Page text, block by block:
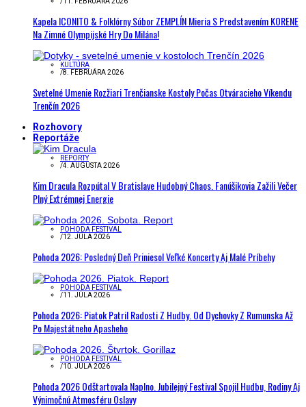
Kapela ICONITO & Folklórny Súbor ZEMPLÍN Mieria S Predstavením KORENE
Na Zimné Olympijské Hry Do Milána!
KULTÚRA
/8. FEBRUÁRA 2026
Svetelné Umenie Rozžiari Trenčianske Kostoly Počas Otváracieho Víkendu
Trenčín 2026
Rozhovory
Reportáže
REPORTY
/4. AUGUSTA 2026
Kim Dracula Rozpútal V Bratislave Hudobný Chaos. Fanúšikovia Zažili Večer
Plný Extrémnej Energie
POHODA FESTIVAL
/12. JÚLA 2026
Pohoda 2026: Posledný Deň Priniesol Veľké Koncerty Aj Malé Príbehy
POHODA FESTIVAL
/11. JÚLA 2026
Pohoda 2026: Piatok Patril Radosti Z Hudby. Od Dychovky Z Rumunska Až
Po Majestátneho Apasheho
POHODA FESTIVAL
/10. JÚLA 2026
Pohoda 2026 Odštartovala Naplno. Jubilejný Festival Spojil Hudbu, Rodiny Aj
Výnimočnú Atmosféru Oslavy